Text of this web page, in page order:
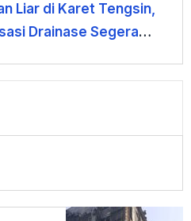
Liar di Karet Tengsin,
Drainase Segera